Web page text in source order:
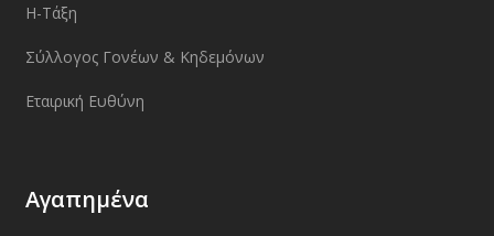
Η-Τάξη
Σύλλογος Γονέων & Κηδεμόνων
Εταιρική Ευθύνη
Αγαπημένα